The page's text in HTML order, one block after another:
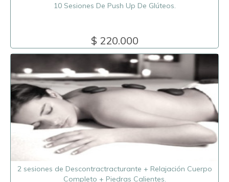
10 Sesiones De Push Up De Glúteos.
$ 220.000
2 sesiones de Descontractracturante + Relajación Cuerpo
Completo + Piedras Calientes.